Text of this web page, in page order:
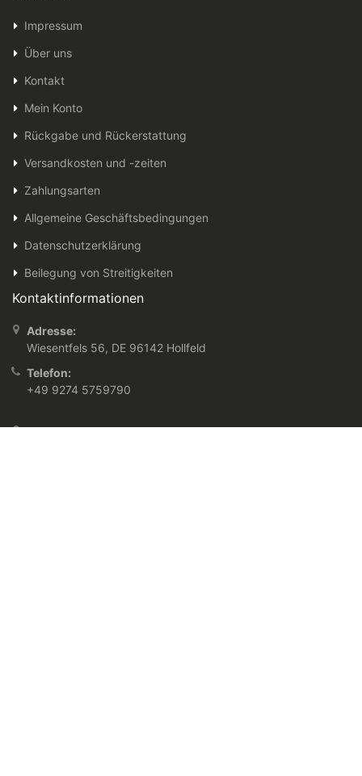
Impressum
Über uns
Kontakt
Mein Konto
Rückgabe und Rückerstattung
Versandkosten und -zeiten
Zahlungsarten
Allgemeine Geschäftsbedingungen
Datenschutzerklärung
Beilegung von Streitigkeiten
Kontaktinformationen
Adresse:
Wiesentfels 56, DE 96142 Hollfeld
Telefon:
+49 9274 5759790
Adresse: